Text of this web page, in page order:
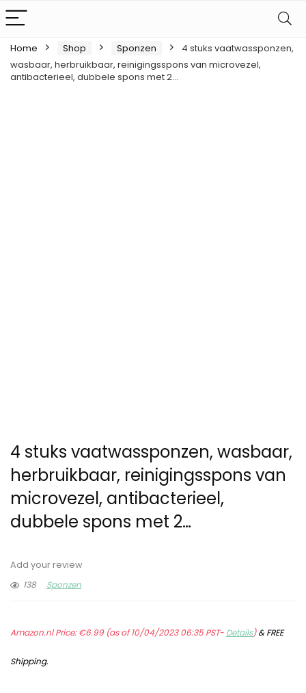
Home Shop Sponzen
4 stuks vaatwassponzen,
wasbaar, herbruikbaar, reinigingsspons van microvezel,
antibacterieel, dubbele spons met 2…
4 stuks vaatwassponzen, wasbaar,
herbruikbaar, reinigingsspons van
microvezel, antibacterieel,
dubbele spons met 2…
Add your review
138
Sponzen
Amazon.nl Price:€6.99(as of 10/04/2023 06:35 PST- Details)&FREE
Shipping.